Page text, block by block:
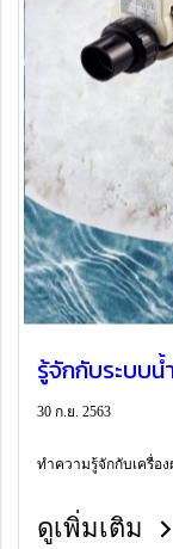
รู้จักกับระบบน้
30 ก.ย. 2563
ทำความรู้จักกับเครื่อ
ดูเพิ่มเติม